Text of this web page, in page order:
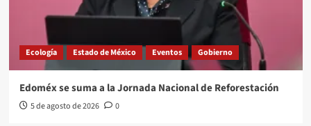
Ecología Estado de México Eventos Gobierno
Edoméx se suma a la Jornada Nacional de Reforestación
5 de agosto de 2026 0